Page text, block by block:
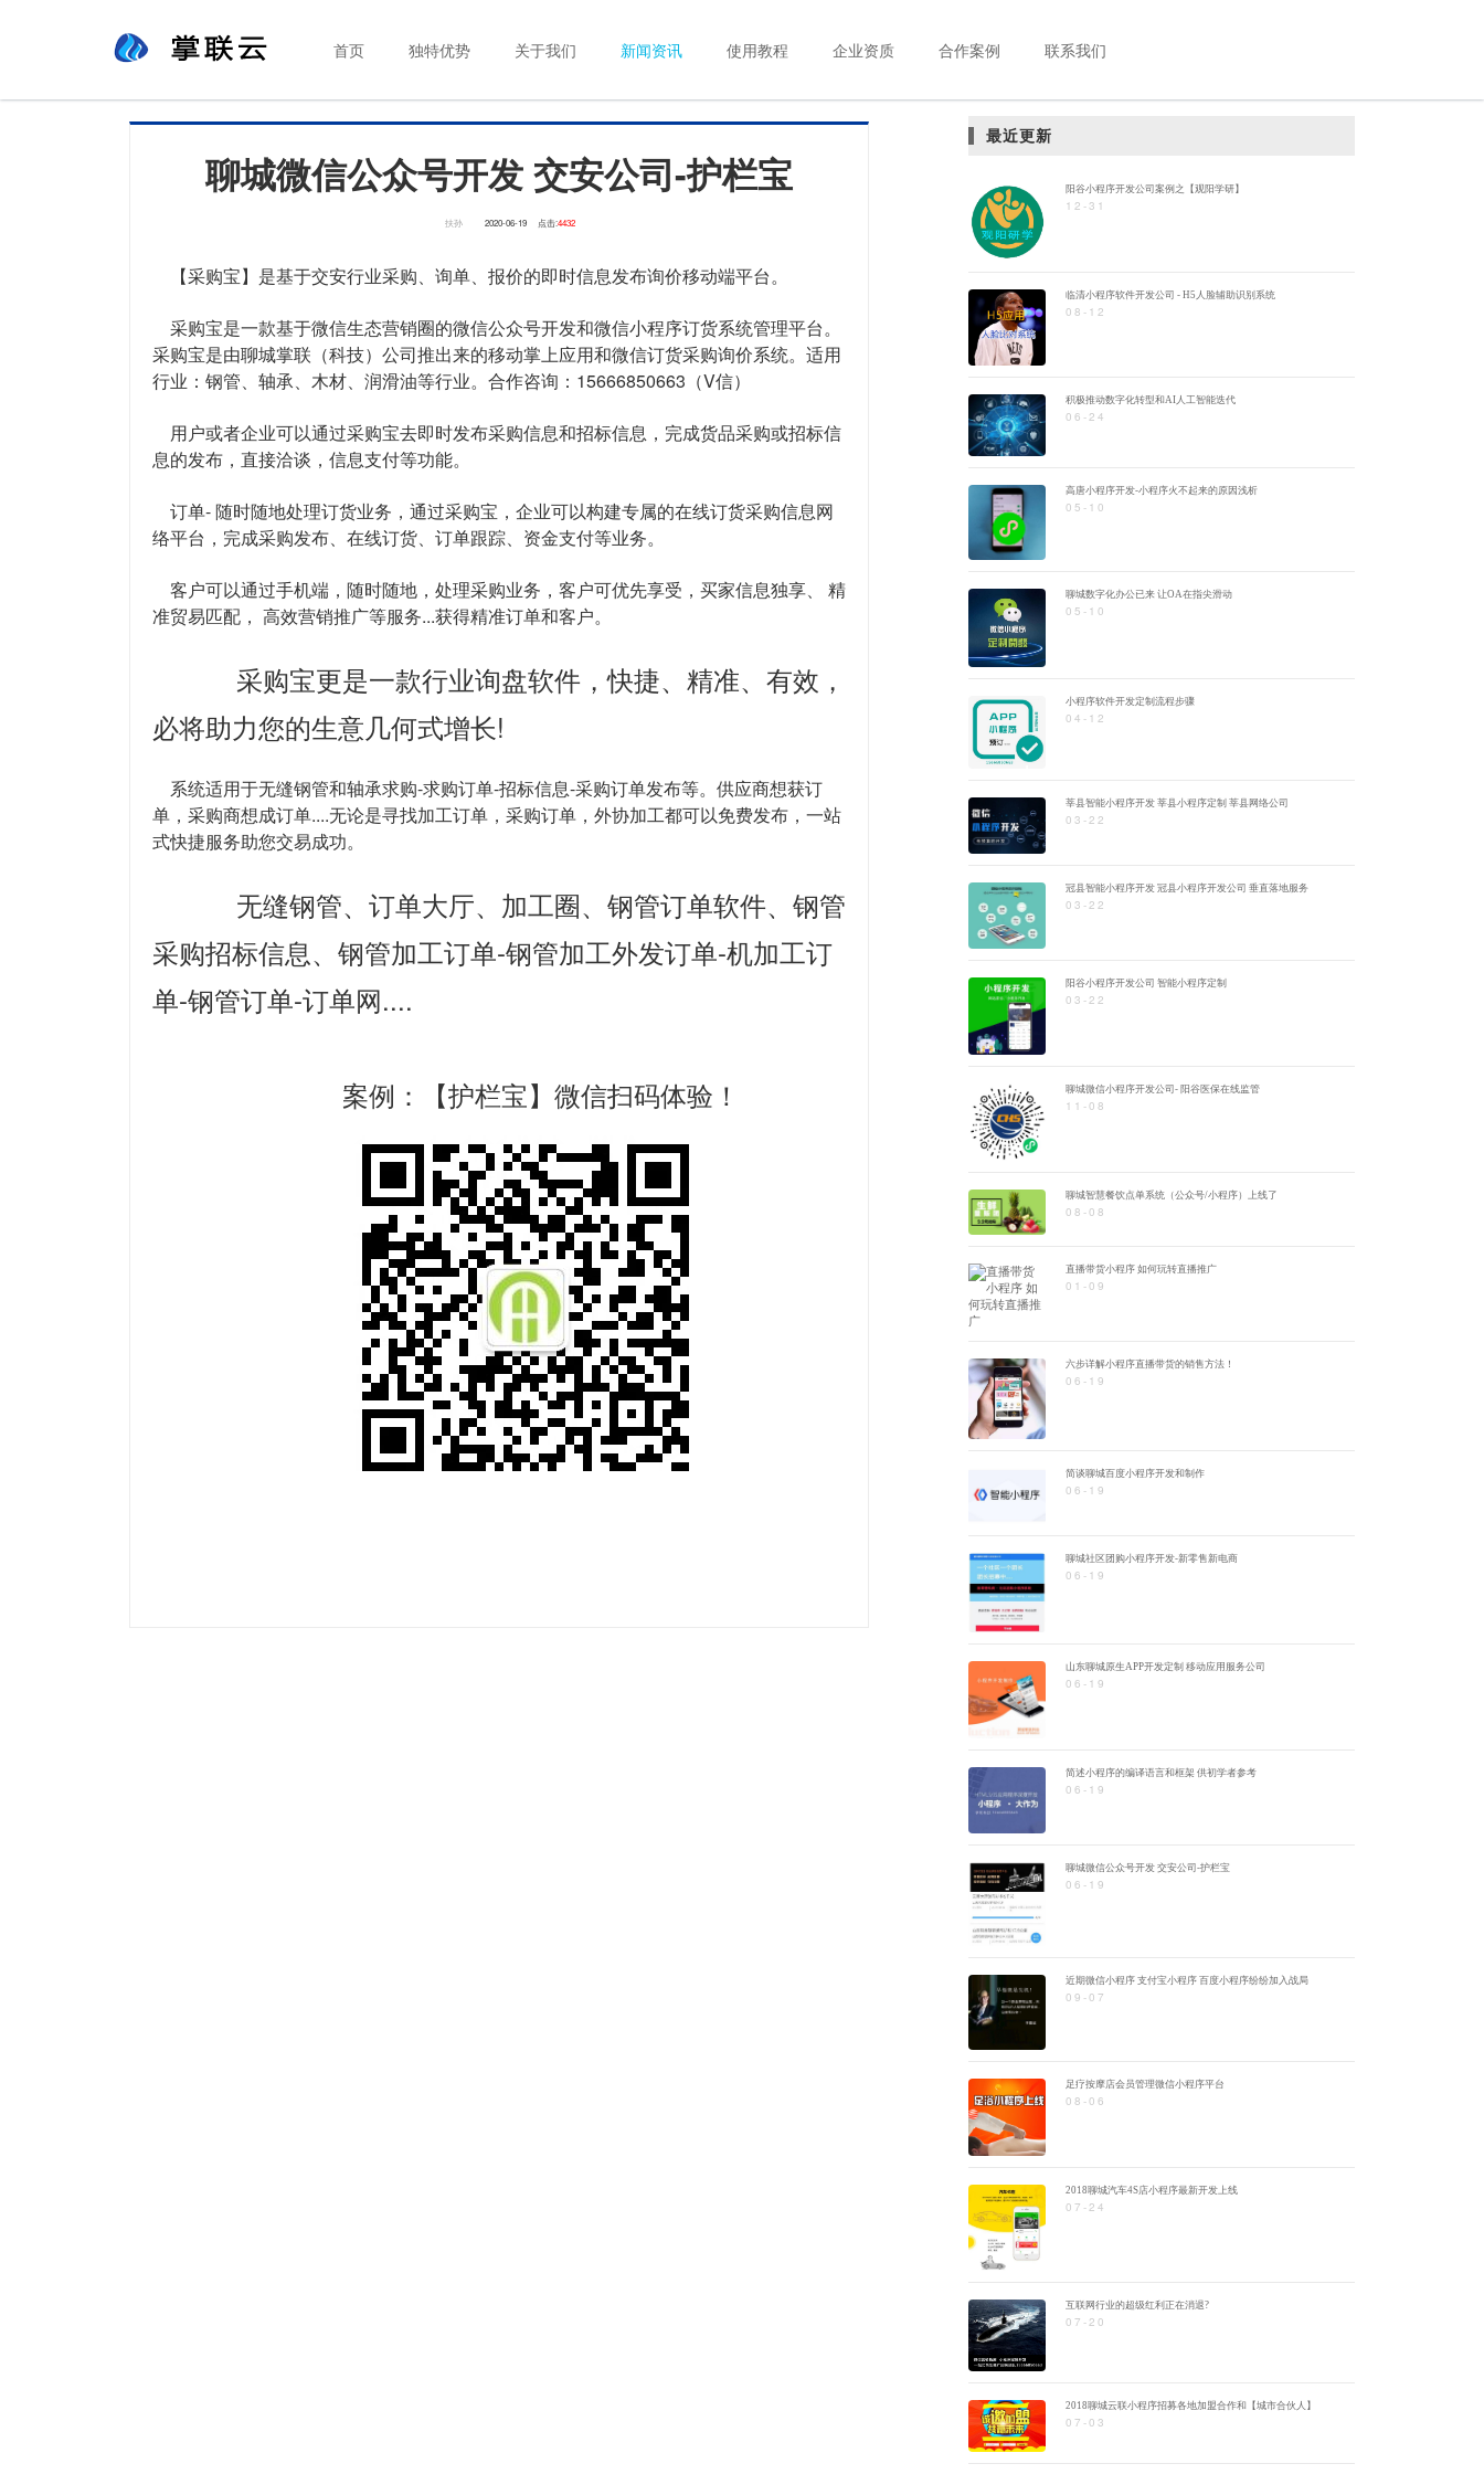
首页 独特优势 关于我们 新闻资讯 使用教程 企业资质 合作案例 联系我们
聊城微信公众号开发 交安公司-护栏宝
扶孙 2020-06-19 点击:4432
【采购宝】是基于交安行业采购、询单、报价的即时信息发布询价移动端平台。
采购宝是一款基于微信生态营销圈的微信公众号开发和微信小程序订货系统管理平台。
采购宝是由聊城掌联（科技）公司推出来的移动掌上应用和微信订货采购询价系统。适用
行业：钢管、轴承、木材、润滑油等行业。合作咨询：15666850663（V信）
用户或者企业可以通过采购宝去即时发布采购信息和招标信息，完成货品采购或招标信
息的发布，直接洽谈，信息支付等功能。
订单- 随时随地处理订货业务，通过采购宝，企业可以构建专属的在线订货采购信息网
络平台，完成采购发布、在线订货、订单跟踪、资金支付等业务。
客户可以通过手机端，随时随地，处理采购业务，客户可优先享受，买家信息独享、 精
准贸易匹配， 高效营销推广等服务...获得精准订单和客户。
采购宝更是一款行业询盘软件，快捷、精准、有效，
必将助力您的生意几何式增长!
系统适用于无缝钢管和轴承求购-求购订单-招标信息-采购订单发布等。供应商想获订
单，采购商想成订单....无论是寻找加工订单，采购订单，外协加工都可以免费发布，一站
式快捷服务助您交易成功。
无缝钢管、订单大厅、加工圈、钢管订单软件、钢管
采购招标信息、钢管加工订单-钢管加工外发订单-机加工订
单-钢管订单-订单网....
案例：【护栏宝】微信扫码体验！
最近更新
阳谷小程序开发公司案例之【观阳学研】
12-31
临清小程序软件开发公司 - H5人脸辅助识别系统
08-12
积极推动数字化转型和AI人工智能迭代
06-24
高唐小程序开发-小程序火不起来的原因浅析
05-10
聊城数字化办公已来 让OA在指尖滑动
05-10
小程序软件开发定制流程步骤
04-12
莘县智能小程序开发 莘县小程序定制 莘县网络公司
03-22
冠县智能小程序开发 冠县小程序开发公司 垂直落地服务
03-22
阳谷小程序开发公司 智能小程序定制
03-22
聊城微信小程序开发公司- 阳谷医保在线监管
11-08
聊城智慧餐饮点单系统（公众号/小程序）上线了
08-08
直播带货小程序 如何玩转直播推广
01-09
六步详解小程序直播带货的销售方法！
06-19
简谈聊城百度小程序开发和制作
06-19
聊城社区团购小程序开发-新零售新电商
06-19
山东聊城原生APP开发定制 移动应用服务公司
06-19
简述小程序的编译语言和框架 供初学者参考
06-19
聊城微信公众号开发 交安公司-护栏宝
06-19
近期微信小程序 支付宝小程序 百度小程序纷纷加入战局
09-07
足疗按摩店会员管理微信小程序平台
08-06
2018聊城汽车4S店小程序最新开发上线
07-24
互联网行业的超级红利正在消退?
07-20
2018聊城云联小程序招募各地加盟合作和【城市合伙人】
07-03